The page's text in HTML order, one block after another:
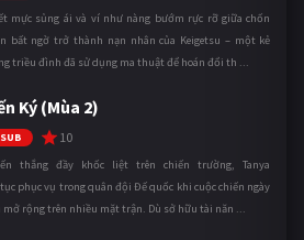
mực sủng ái và ví như nàng bướm rực rỡ giữa chốn
bất ngờ trở thành nạn nhân của Keigetsu – một kẻ
triều đình đã sử dụng ma thuật để hoán đổi th ...
Ký (Mùa 2)
10
thắng đầy khốc liệt trên chiến trường, Tanya
phục vụ trong quân đội Đế quốc khi cuộc chiến ngày
mở rộng trên nhiều mặt trận. Dù sở hữu tài năn ...